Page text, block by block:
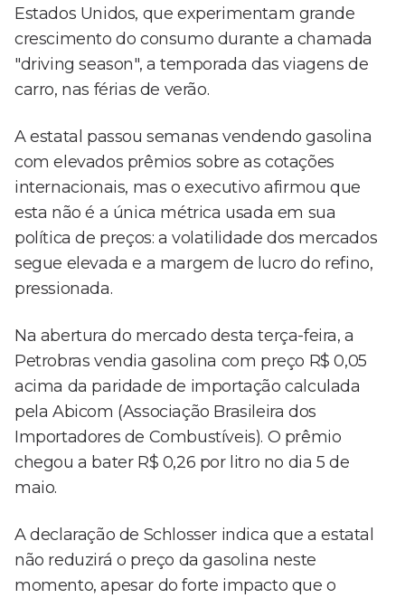
Estados Unidos, que experimentam grande
crescimento do consumo durante a chamada
"driving season", a temporada das viagens de
carro, nas férias de verão.
A estatal passou semanas vendendo gasolina
com elevados prêmios sobre as cotações
internacionais, mas o executivo afirmou que
esta não é a única métrica usada em sua
política de preços: a volatilidade dos mercados
segue elevada e a margem de lucro do refino,
pressionada.
Na abertura do mercado desta terça-feira, a
Petrobras vendia gasolina com preço R$ 0,05
acima da paridade de importação calculada
pela Abicom (Associação Brasileira dos
Importadores de Combustíveis). O prêmio
chegou a bater R$ 0,26 por litro no dia 5 de
maio.
A declaração de Schlosser indica que a estatal
não reduzirá o preço da gasolina neste
momento, apesar do forte impacto que o